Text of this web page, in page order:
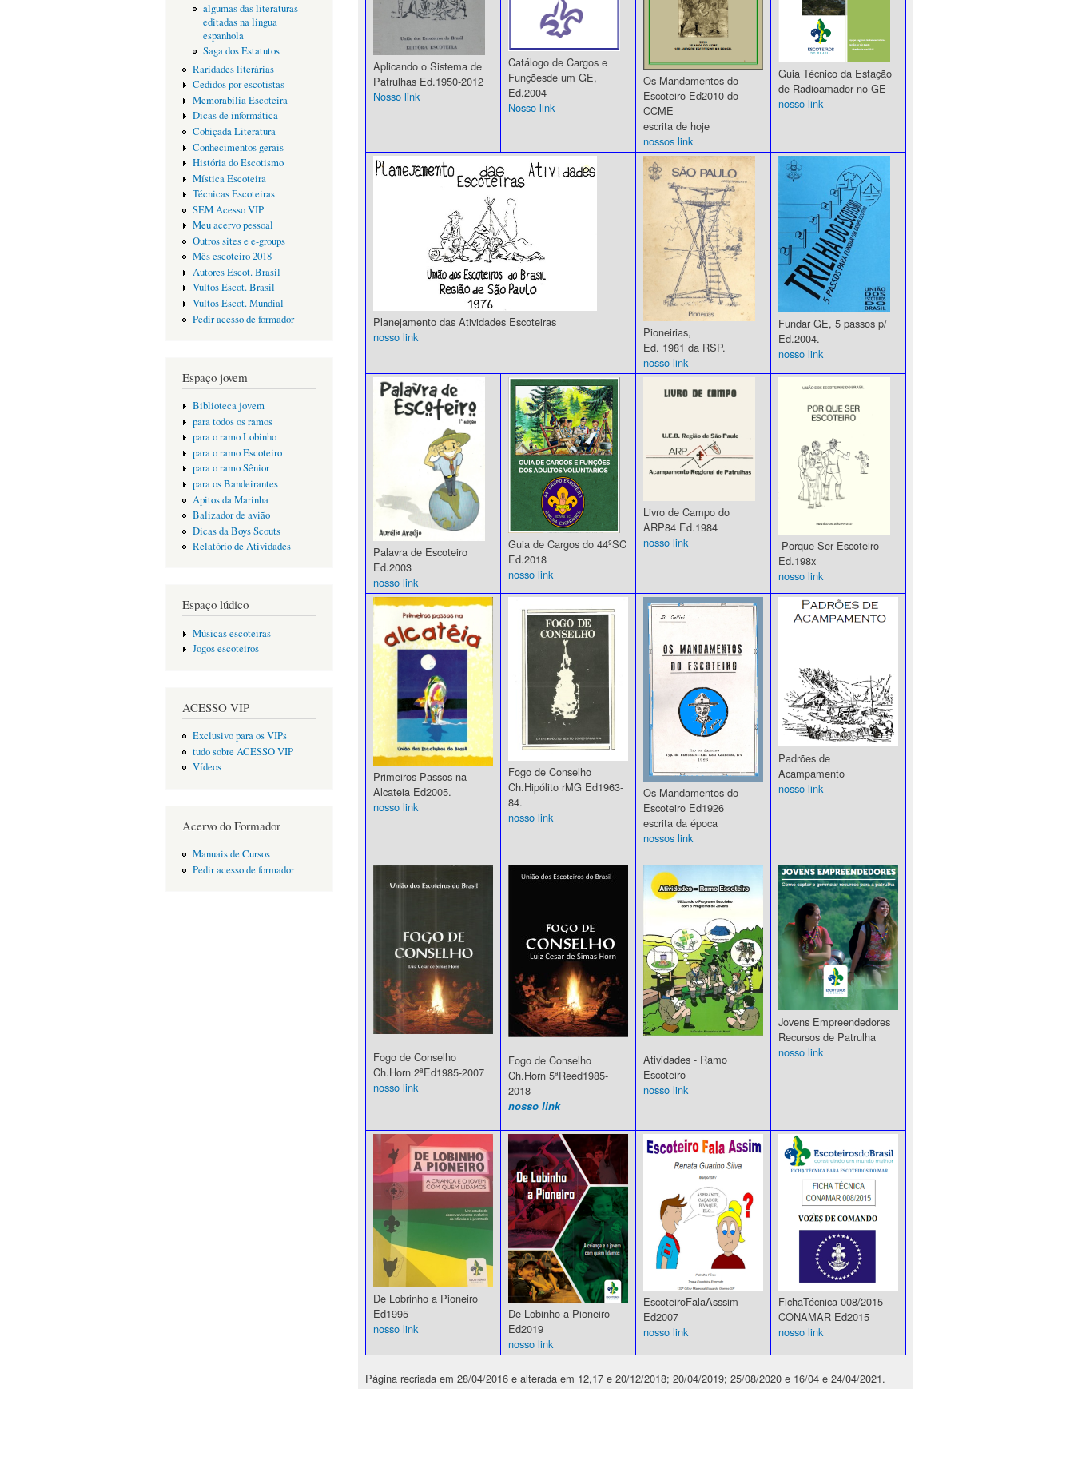
algumas das literaturas
editadas na lingua
espanhola
Saga dos Estatutos
Raridades literárias
Cedidos por escotistas
Memorabilia Escoteira
Dicas de informática
Cobiçada Literatura
Conhecimentos gerais
História do Escotismo
Mística Escoteira
Técnicas Escoteiras
SEM Acesso VIP
Meu acervo pessoal
Outros sites e e-groups
Mês escoteiro 2018
Autores Escot. Brasil
Vultos Escot. Brasil
Vultos Escot. Mundial
Pedir acesso de formador
Espaço jovem
Biblioteca jovem
para todos os ramos
para o ramo Lobinho
para o ramo Escoteiro
para o ramo Sênior
para os Bandeirantes
Apitos da Marinha
Balizador de avião
Dicas da Boys Scouts
Relatório de Atividades
Espaço lúdico
Músicas escoteiras
Jogos escoteiros
ACESSO VIP
Exclusivo para os VIPs
tudo sobre ACESSO VIP
Vídeos
Acervo do Formador
Manuais de Cursos
Pedir acesso de formador
Aplicando o Sistema de
Patrulhas Ed.1950-2012
Nosso link
Catálogo de Cargos e
Funçõesde um GE,
Ed.2004
Nosso link
Os Mandamentos do
Escoteiro Ed2010 do
CCME
escrita de hoje
nossos link
Guia Técnico da Estação
de Radioamador no GE
nosso link
Planejamento das Atividades Escoteiras
nosso link
Pioneirias,
Ed. 1981 da RSP.
nosso link
Fundar GE, 5 passos p/
Ed.2004.
nosso link
Palavra de Escoteiro
Ed.2003
nosso link
Guia de Cargos do 44ºSC
Ed.2018
nosso link
Livro de Campo do
ARP84 Ed.1984
nosso link
Porque Ser Escoteiro
Ed.198x
nosso link
Primeiros Passos na
Alcateia Ed2005.
nosso link
Fogo de Conselho
Ch.Hipólito rMG Ed1963-
84.
nosso link
Os Mandamentos do
Escoteiro Ed1926
escrita da época
nossos link
Padrões de
Acampamento
nosso link
Fogo de Conselho
Ch.Horn 2ªEd1985-2007
nosso link
Fogo de Conselho
Ch.Horn 5ªReed1985-
2018
nosso link
Atividades - Ramo
Escoteiro
nosso link
Jovens Empreendedores
Recursos de Patrulha
nosso link
De Lobrinho a Pioneiro
Ed1995
nosso link
De Lobinho a Pioneiro
Ed2019
nosso link
EscoteiroFalaAsssim
Ed2007
nosso link
FichaTécnica 008/2015
CONAMAR Ed2015
nosso link
Página recriada em 28/04/2016 e alterada em 12,17 e 20/12/2018; 20/04/2019; 25/08/2020 e 16/04 e 24/04/2021.